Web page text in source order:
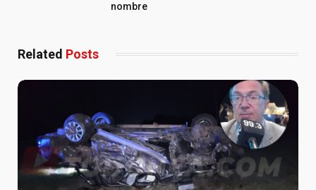
nombre
Related Posts